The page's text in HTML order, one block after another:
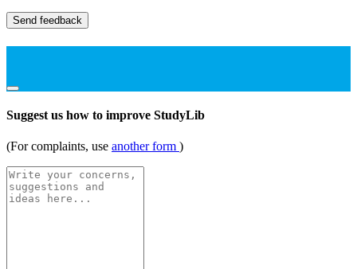
Send feedback
Suggest us how to improve StudyLib
(For complaints, use another form )